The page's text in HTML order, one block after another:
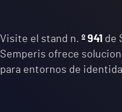
Visite el stand n. º 941 de
Semperis ofrece
para entornos de